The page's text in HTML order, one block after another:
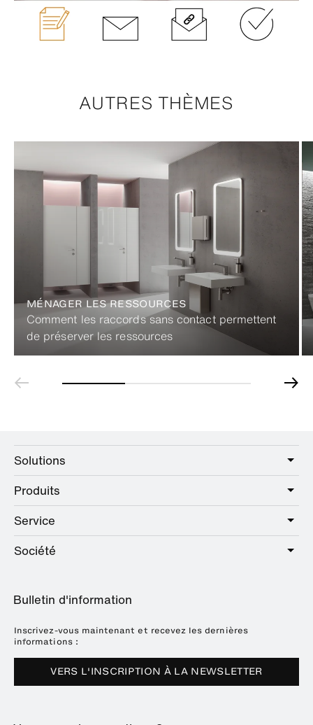
AUTRES THÈMES
MÉNAGER LES RESSOURCES
Comment les raccords sans contact permettent
de préserver les ressources
Solutions
Care
Public
Hotel
Produits
Sanitaire
Quincaillerie
Expositions
Service
Offre de services
Brochures et catalogues
Downloads
Société
Références
Presse
Dates des salons
Durabilité
Bulletin d'information
Inscrivez-vous maintenant et recevez les dernières
informations :
VERS L'INSCRIPTION À LA NEWSLETTER